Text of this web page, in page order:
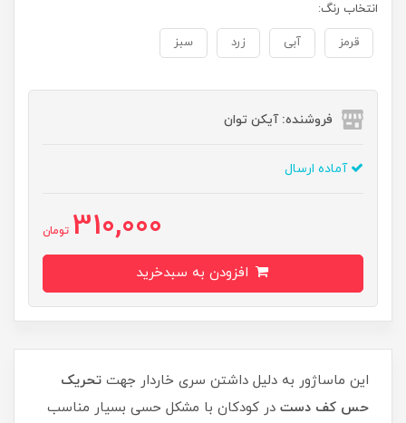
انتخاب رنگ:
قرمز آبی زرد سبز
فروشنده: آیکن توان
آماده ارسال
310,000 تومان
این ماساژور به دلیل داشتن سری خاردار جهت تحریک
حس کف دست در کودکان با مشکل حسی بسیار مناسب